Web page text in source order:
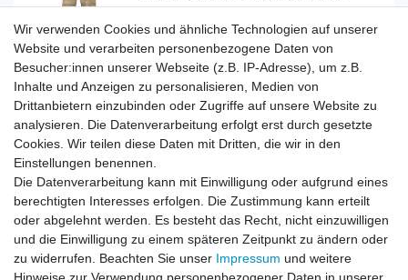
Artikel anzeigen
BDU Army Cargo Hose Dark Splinter
Artikel anzeigen
BDU Army Cargo Hose US-Army-Olive
Wir verwenden Cookies und ähnliche Technologien auf unserer
Website und verarbeiten personenbezogene Daten von
Besucher:innen unserer Webseite (z.B. IP-Adresse), um z.B.
Inhalte und Anzeigen zu personalisieren, Medien von
Drittanbietern einzubinden oder Zugriffe auf unsere Website zu
analysieren. Die Datenverarbeitung erfolgt erst durch gesetzte
Cookies. Wir teilen diese Daten mit Dritten, die wir in den
Einstellungen benennen.
Die Datenverarbeitung kann mit Einwilligung oder aufgrund eines
berechtigten Interesses erfolgen. Die Zustimmung kann erteilt
oder abgelehnt werden. Es besteht das Recht, nicht einzuwilligen
und die Einwilligung zu einem späteren Zeitpunkt zu ändern oder
zu widerrufen. Beachten Sie unser Impressum und weitere